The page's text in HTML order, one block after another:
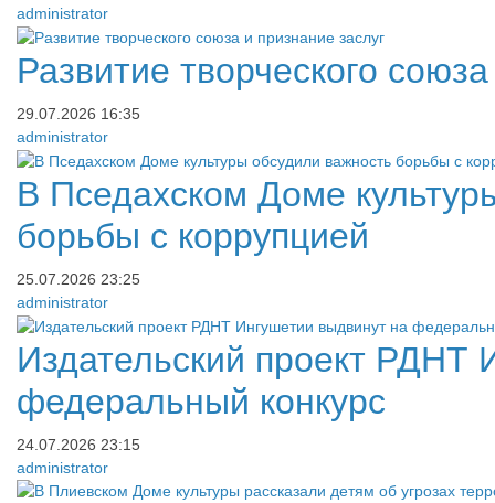
administrator
​Развитие творческого
29.07.2026 16:35
administrator
​В Пседахском Доме
борьбы с коррупцией
25.07.2026 23:25
administrator
Издательский проект РДНТ
федеральный конкурс
24.07.2026 23:15
administrator